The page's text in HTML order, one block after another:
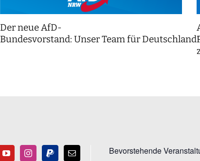
Der neue AfD-
Bundesvorstand: Unser Team für
Bevorstehende